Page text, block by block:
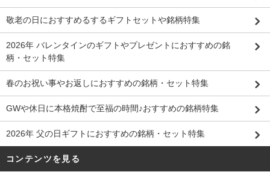
敬老の日におすすめるするギフトセットや銘柄特集
2026年 バレンタインのギフトやプレゼントにおすすめの銘
柄・セット特集
春のお祝い事やお返しにおすすめの銘柄・セット特集
GWや休日に本格焼酎で至福の時間♪おすすめの銘柄特集
2026年 父の日ギフトにおすすめの銘柄・セット特集
コンテンツを見る